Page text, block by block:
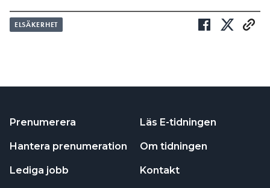
ELSÄKERHET
Prenumerera
Hantera prenumeration
Lediga jobb
Läs E-tidningen
Om tidningen
Kontakt